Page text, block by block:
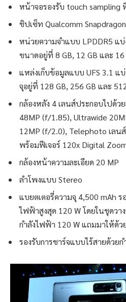
หน้าจอรองรับ touch sampling
ชิปเซ็ท Qualcomm
หน่วยความจำแบบ LPDDR5 แ
ขนาดอยู่ที่ 8 GB, 12 GB และ 16
แหล่งเก็บข้อมูลแบบ UFS 3.1 แ
จุอยู่ที่ 128 GB, 256 GB และ
กล้องหลัง 4 เลนส์ประกอบไปด้ว
48MP (f/1.85), Ultrawide
12MP (f/2.0), Telephoto เลน
พร้อมฟีเจอร์ 120x Digital
กล้องหน้าความละเอียด 20 MP
ลำโพงแบบ Stereo
แบยตเตอรี่ความจุ 4,500 mAh ร
ไฟฟ้าสูงสุด 120 W โดยในชุดวา
กำลังไฟฟ้า 120 W แถมมาให้ด้ว
รองรับการชาร์จแบบไร้สายด้วย